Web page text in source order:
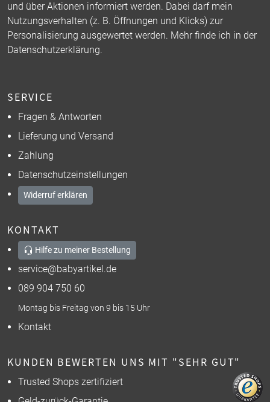
und über Aktionen informiert werden. Dabei darf mein
Nutzungsverhalten (z. B. Öffnungen und Klicks) zur
Personalisierung ausgewertet werden. Mehr finde ich in der
Datenschutzerklärung.
SERVICE
Fragen & Antworten
Lieferung und Versand
Zahlung
Datenschutzeinstellungen
Widerruf erklären
KONTAKT
Hilfe zu meiner Bestellung
service@babyartikel.de
089 904 750 60
Montag bis Freitag von 9 bis 15 Uhr
Kontakt
KUNDEN BEWERTEN UNS MIT "SEHR GUT"
Trusted Shops zertifiziert